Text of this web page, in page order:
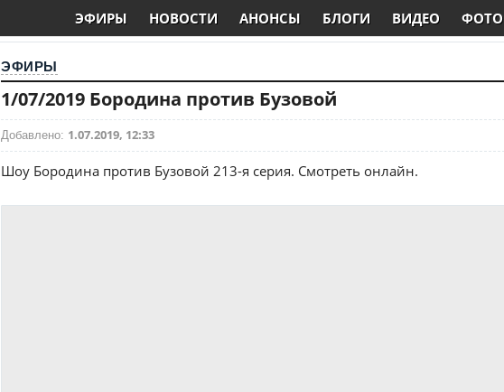
ЭФИРЫ НОВОСТИ АНОНСЫ БЛОГИ ВИДЕО ФОТО
ЭФИРЫ
1/07/2019 Бородина против Бузовой
Добавлено: 1.07.2019, 12:33
Шоу Бородина против Бузовой 213-я серия. Смотреть онлайн.